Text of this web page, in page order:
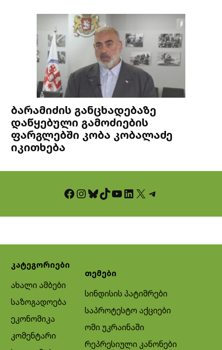
ბარამიძის განცხადებაზე
დაწყებული გამოძიების
ფარგლებში კობა კობალაძე
იკითხება
Facebook InstagramBluesky TikTok YouTube LinkedIn X Telegram
კატეგორიები
ახალი ამბები
საზოგადოება
ეკონომიკა
კომენტარი
თემები
სინდისის პატიმრები
საპროტესტო აქციები
ომი უკრაინაში
რეპრესიული კანონები